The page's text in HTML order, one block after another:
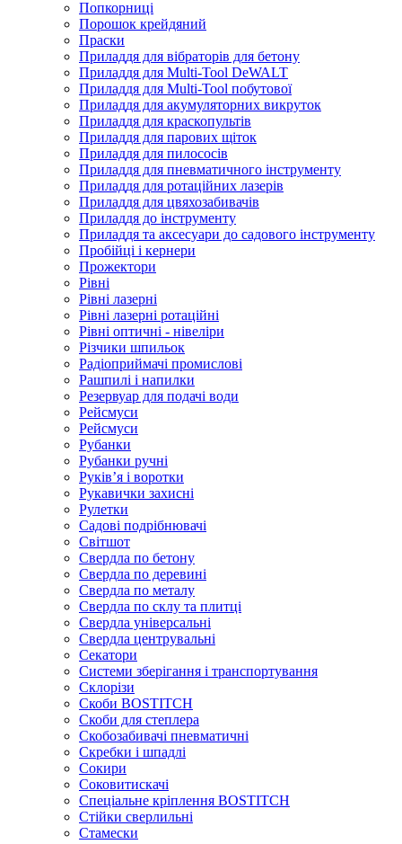
Попкорниці
Порошок крейдяний
Праски
Приладдя для вібраторів для бетону
Приладдя для Multi-Tool DeWALT
Приладдя для Multi-Tool побутової
Приладдя для акумуляторних викруток
Приладдя для краскопультів
Приладдя для парових щіток
Приладдя для пилососів
Приладдя для пневматичного інструменту
Приладдя для ротаційних лазерів
Приладдя для цвяхозабивачів
Приладдя до інструменту
Приладдя та аксесуари до садового інструменту
Пробійці і кернери
Прожектори
Рівні
Рівні лазерні
Рівні лазерні ротаційні
Рівні оптичні - нівеліри
Різчики шпильок
Радіоприймачі промислові
Рашпилі і напилки
Резервуар для подачі води
Рейсмуси
Рейсмуси
Рубанки
Рубанки ручні
Руківʼя і воротки
Рукавички захисні
Рулетки
Садові подрібнювачі
Світшот
Свердла по бетону
Свердла по деревині
Свердла по металу
Свердла по склу та плитці
Свердла універсальні
Свердла центрувальні
Секатори
Системи зберігання і транспортування
Склорізи
Скоби BOSTITCH
Скоби для степлера
Скобозабивачі пневматичні
Скребки і шпадлі
Сокири
Соковитискачі
Спеціальне кріплення BOSTITCH
Стійки сверлильні
Стамески